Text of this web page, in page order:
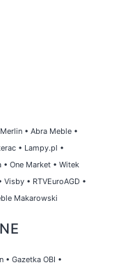
• Abra Meble •
• Lampy.pl •
• One Market • Witek
Visby • RTVEuroAGD •
Makarowski
• Gazetka OBI •